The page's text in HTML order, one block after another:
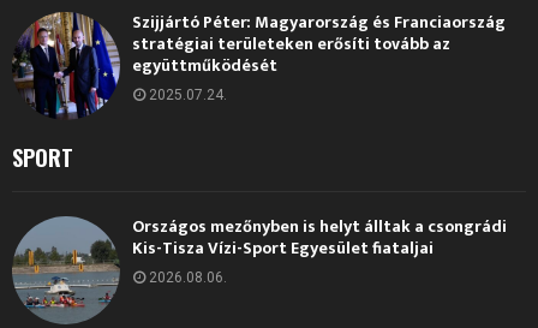
Szijjártó Péter: Magyarország és Franciaország
stratégiai területeken erősíti tovább az
együttműködését
2025.07.24.
SPORT
Országos mezőnyben is helyt álltak a csongrádi
Kis-Tisza Vízi-Sport Egyesület fiataljai
2026.08.06.